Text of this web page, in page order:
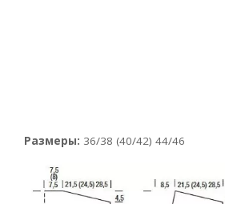
Размеры: 36/38 (40/42) 44/46